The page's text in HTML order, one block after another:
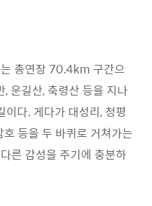
총연장 70.4km 구간으
운길산, 축령산 등을 지나
다. 게다가 대성리, 청평
등을 두 바퀴로 거쳐가는
른 감성을 주기에 충분하